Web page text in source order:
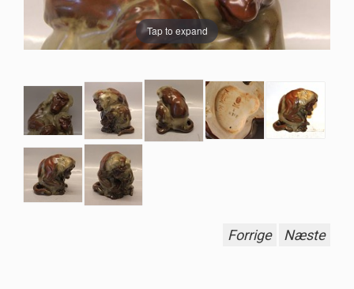
Tap to expand
Forrige Næste